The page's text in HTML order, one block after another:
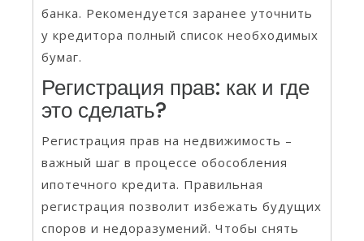
банка. Рекомендуется заранее уточнить
у кредитора полный список необходимых
бумаг.
Регистрация прав: как и где
это сделать?
Регистрация прав на недвижимость –
важный шаг в процессе обособления
ипотечного кредита. Правильная
регистрация позволит избежать будущих
споров и недоразумений. Чтобы снять